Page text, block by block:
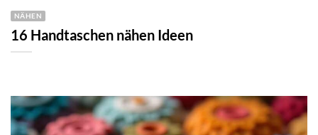
NÄHEN
16 Handtaschen nähen Ideen